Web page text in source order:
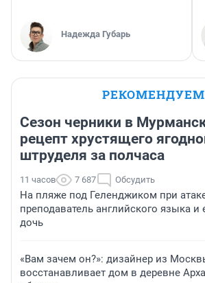
Надежда Губарь
РЕКОМЕНДУЕМ
Сезон черники в
рецепт хрустящего
штруделя за полчаса
11 часов 7 687 Обсудить
На пляже под Геленджиком при
преподаватель английского языка и
дочь
«Вам зачем он?»: дизайнер из
восстанавливает дом в деревне